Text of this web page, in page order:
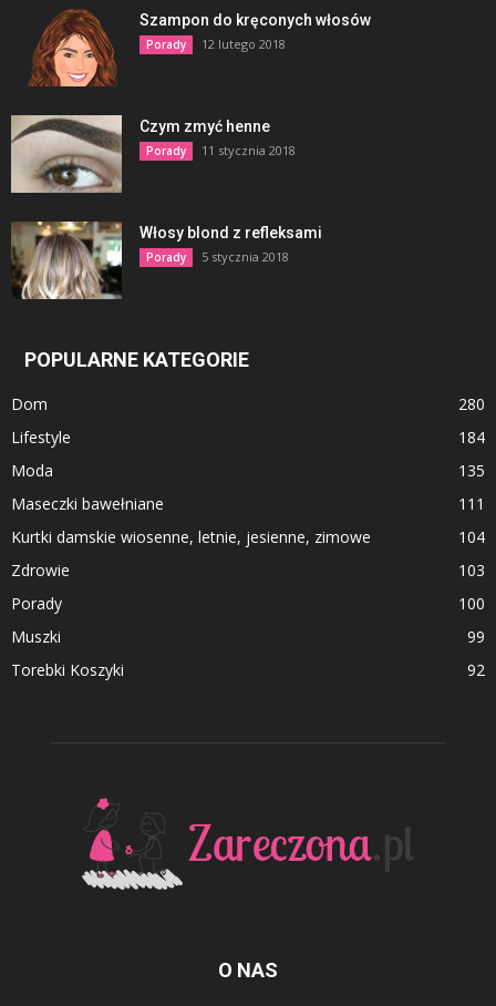
Szampon do kręconych włosów
Porady 12 lutego 2018
Czym zmyć henne
Porady 11 stycznia 2018
Włosy blond z refleksami
Porady 5 stycznia 2018
POPULARNE KATEGORIE
Dom
280
Lifestyle
184
Moda
135
Maseczki bawełniane
111
Kurtki damskie wiosenne, letnie, jesienne, zimowe
104
Zdrowie
103
Porady
100
Muszki
99
Torebki Koszyki
92
O NAS